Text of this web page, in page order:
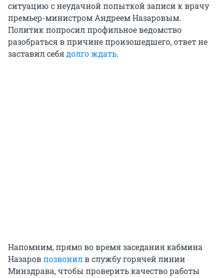
ситуацию с неудачной попыткой записи к врачу
премьер-министром Андреем Назаровым.
Политик попросил профильное ведомство
разобраться в причине произошедшего, ответ не
заставил себядолго ждать.
Напомним, прямо во время заседания кабмина
Назаровпозвонилв службу горячей линии
Минздрава, чтобы проверить качество работы